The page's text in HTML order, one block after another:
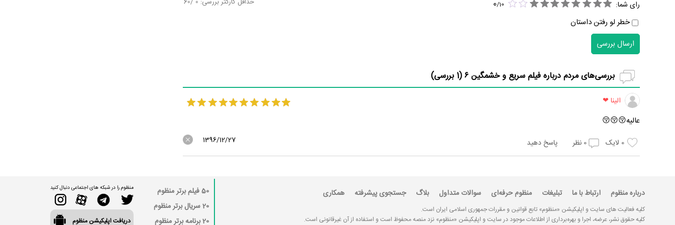
رای شما: 0/10
خطر لو رفتن داستان
حداقل کارکتر بررسی: 0
/60
ارسال بررسی
بررسی‌های مردم درباره فیلم سریع و خشمگین ۶ ( 1 بررسی)
الینا ❤
عالیه😚😚😚
0 لایک 0 نظر پاسخ دهید 1396/12/27
درباره منظوم ارتباط با ما تبلیغات منظوم حرفه‌ای سوالات متداول بلاگ جستجوی پیشرفته همکاری
کلیه فعالیت های سایت و اپلیکیشن «منظوم» تابع قوانین و مقررات جمهوری اسلامی ایران است.
کلیه حقوق نشر، عرضه، اجرا و بهره‌برداری از اطلاعات موجود در سایت و اپلیکیشن «منظوم» نزد منصه محفوظ است و استفاده از آن غیرقانونی است.
50 فیلم برتر منظوم
20 سریال برتر منظوم
20 برنامه برتر منظوم
منظوم را در شبکه های اجتماعی دنبال کنید
دریافت اپلیکیشن منظوم